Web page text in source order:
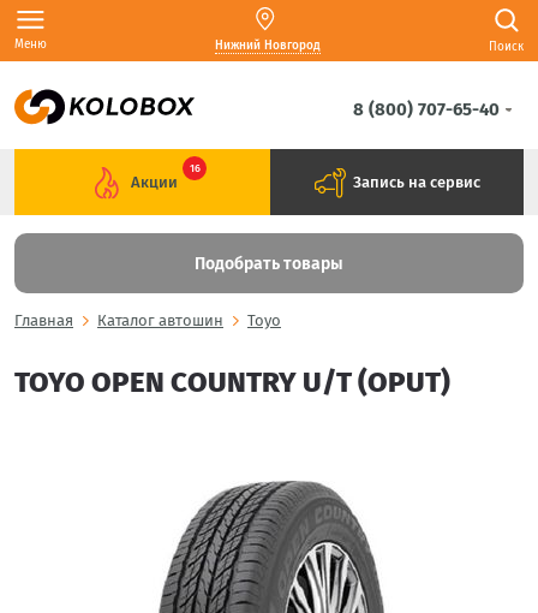
Меню Нижний Новгород Поиск
8 (800) 707-65-40
Акции
16
Запись на сервис
Подобрать товары
Главная Каталог автошин Toyo
TOYO OPEN COUNTRY U/T (OPUT)